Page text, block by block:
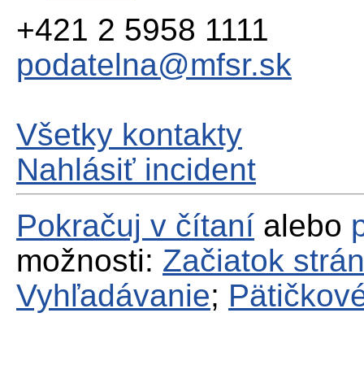
+421 2 5958 1111
podatelna@mfsr.sk
Všetky kontakty
Nahlásiť incident
Pokračuj v čítaní alebo
možnosti: Začiatok
Vyhľadávanie;